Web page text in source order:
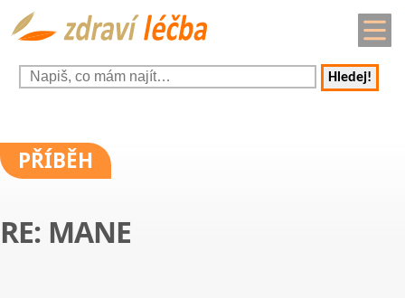
Hledej!
PŘÍBĚH
RE: MANE